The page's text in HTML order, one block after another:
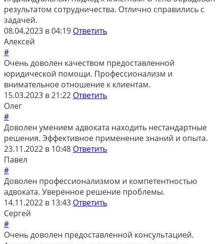
результатом сотрудничества. Отлично справились с
задачей.
08.04.2023 в 04:19 Ответить
Алексей
#
Очень доволен качеством предоставленной
юридической помощи. Профессионализм и
внимательное отношение к клиентам.
15.03.2023 в 21:22 Ответить
Олег
#
Доволен умением адвоката находить нестандартные
решения. Эффективное применение знаний и опыта.
23.11.2022 в 10:48 Ответить
Павел
#
Доволен профессионализмом и компетентностью
адвоката. Уверенное решение проблемы.
14.11.2022 в 13:43 Ответить
Сергей
#
Очень доволен предоставленной консультацией.